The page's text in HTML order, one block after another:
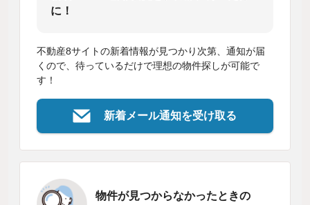
に！
不動産8サイトの新着情報が見つかり次第、通知が届
くので、待っているだけで理想の物件探しが可能で
す！
新着メール通知を受け取る
物件が見つからなかったときの